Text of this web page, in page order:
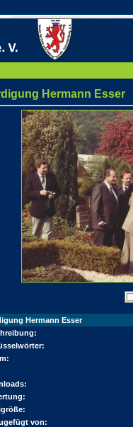
Hermann Esser
Hermann Esser
von: